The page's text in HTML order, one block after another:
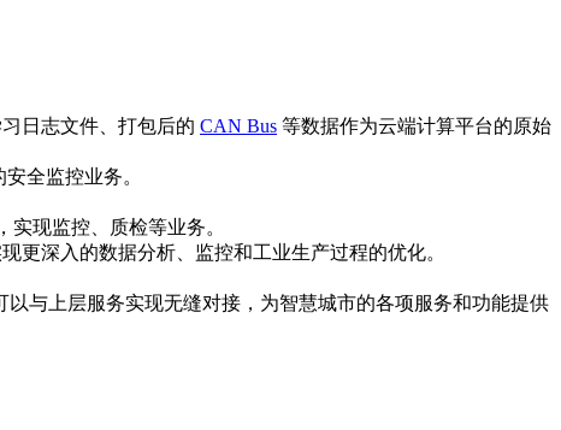
日志文件、打包后的 CAN Bus 等数据作为云端计算平台的原始
全监控业务。
现监控、质检等业务。
更深入的数据分析、监控和工业生产过程的优化。
与上层服务实现无缝对接，为智慧城市的各项服务和功能提供